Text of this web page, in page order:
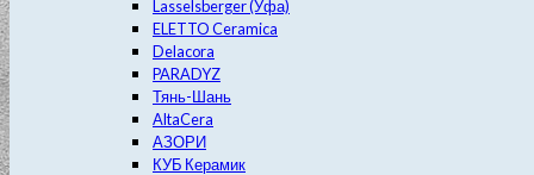
Lasselsberger (Уфа)
ELETTO Ceramica
Delacora
PARADYZ
Тянь-Шань
AltaCera
АЗОРИ
КУБ Керамик